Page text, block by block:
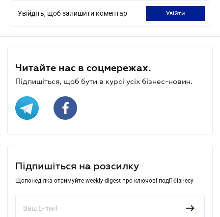
Увійдіть, щоб залишити коментар увійти
Читайте нас в соцмережах.
Підпишіться, щоб бути в курсі усіх бізнес-новин.
Підпишіться на розсилку
Щопонеділка отримуйте weekly-digest про ключові події бізнесу